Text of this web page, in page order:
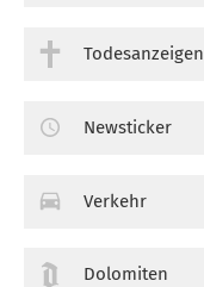
Todesanzeigen
Newsticker
Verkehr
Dolomiten